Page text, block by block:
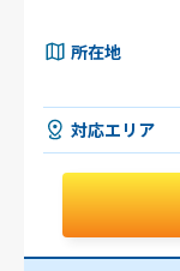
所在地
対応エリア